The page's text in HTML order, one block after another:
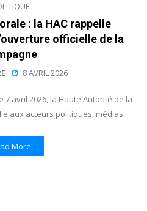
: la HAC rappelle
officielle de la
8 AVRIL 2026
avril 2026, la Haute Autorité de la
aux acteurs politiques, médias
More